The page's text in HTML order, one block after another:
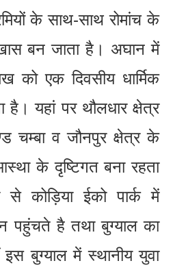
के साथ-साथ रोमांच के
बन जाता है। अघान में
को एक दिवसीय धार्मिक
यहां पर थौलधार क्षेत्र
चम्बा व जौनपुर क्षेत्र के
के दृष्टिगत बना रहता
से कोड़िया ईको पार्क में
पहुंचते है तथा बुग्याल का
बुग्याल में स्थानीय युवा